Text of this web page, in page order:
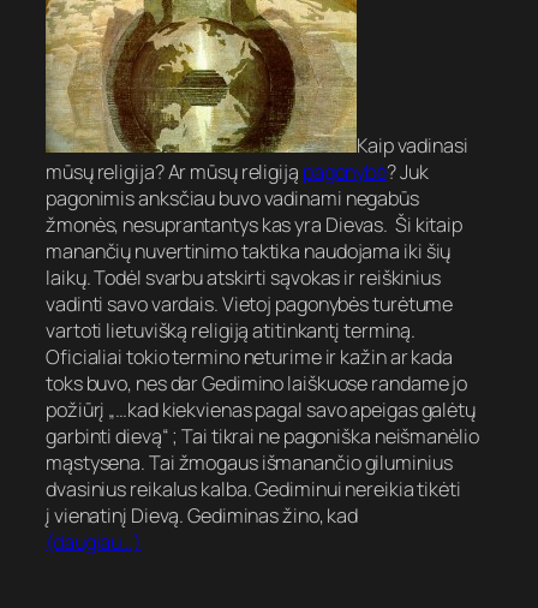
Kaip vadinasi
mūsų religija? Ar mūsų religiją pagonybė? Juk
pagonimis anksčiau buvo vadinami negabūs
žmonės, nesuprantantys kas yra Dievas. Ši kitaip
manančių nuvertinimo taktika naudojama iki šių
laikų. Todėl svarbu atskirti sąvokas ir reiškinius
vadinti savo vardais. Vietoj pagonybės turėtume
vartoti lietuvišką religiją atitinkantį terminą.
Oficialiai tokio termino neturime ir kažin ar kada
toks buvo, nes dar Gedimino laiškuose randame jo
požiūrį „…kad kiekvienas pagal savo apeigas galėtų
garbinti dievą“ ; Tai tikrai ne pagoniška neišmanėlio
mąstysena. Tai žmogaus išmanančio giluminius
dvasinius reikalus kalba. Gediminui nereikia tikėti
į vienatinį Dievą. Gediminas žino, kad
(daugiau…)